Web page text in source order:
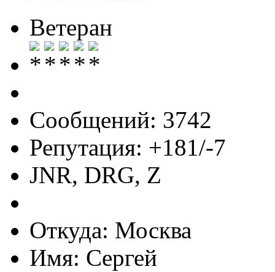
Ветеран
Сообщений: 3742
Репутация: +181/-7
JNR, DRG, Z
Откуда: Москва
Имя: Сергей